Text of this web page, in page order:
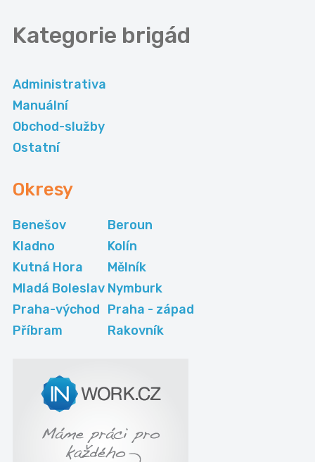
Kategorie brigád
Administrativa
Manuální
Obchod-služby
Ostatní
Okresy
Benešov
Beroun
Kladno
Kolín
Kutná Hora
Mělník
Mladá Boleslav Nymburk
Praha-východ Praha - západ
Příbram
Rakovník